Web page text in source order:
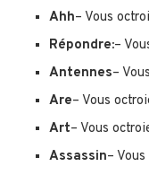
Ahh– Vous
Répondre:–
Antennes–
Are– Vous
Art– Vous
Assassin–